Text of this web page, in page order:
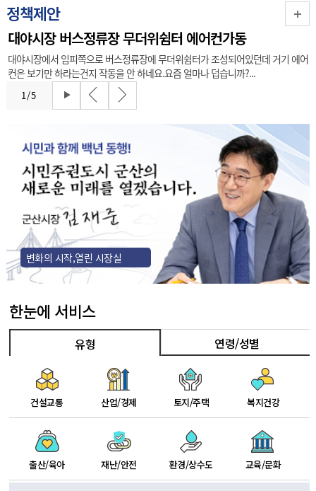
정책제안
대야시장 버스정류장 무더위쉼터 에어컨가동
대야시장에서 임피쪽으로 버스정류장에 무더위쉼터가 조성되어있던데 거기 에어
컨은 보기만 하라는건지 작동을 안 하네요.요즘 얼마나 덥습니까?...
1/5
변화의 시작,열린 시장실
한눈에 서비스
유형
건설교통 산업/경제 토지/주택 복지건강
출산/육아 재난/안전 환경/상수도 교육/문화
연령/성별